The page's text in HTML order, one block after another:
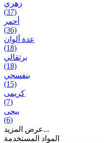
زهري
(37)
أحمر
(36)
عدة ألوان
(18)
برتقالي
(18)
بنفسجي
(15)
کریمی
(7)
بيجی
(6)
عرض المزيد...
المواد المستخدمة